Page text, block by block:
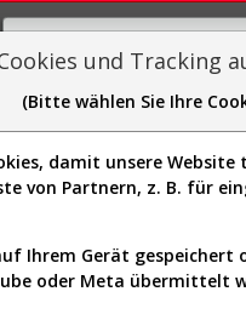
Sector-Spider Easy-
ist nur für
und Tracking
(Bitte wählen Sie Ihre
damit unsere
von Partnern, z. B. für
Ihrem Gerät gespeichert
oder Meta übermittelt